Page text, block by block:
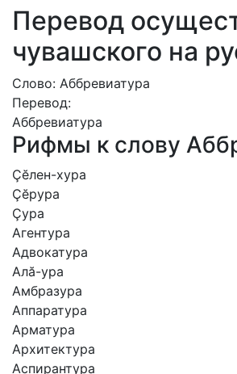
Перевод
чувашского на
Слово: Аббревиатура
Перевод:
Аббревиатура
Рифмы к слову
Çӗлен-хура
Çӗрура
Çура
Агентура
Адвокатура
Алӑ-ура
Амбразура
Аппаратура
Арматура
Архитектура
Аспирантура